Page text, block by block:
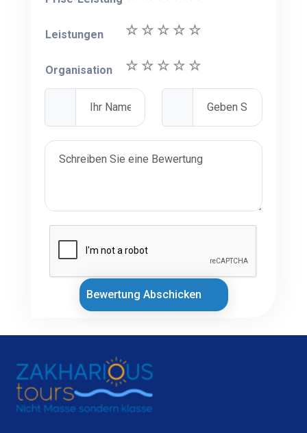
Leistungen
Organisation
Bewertung Abschicken